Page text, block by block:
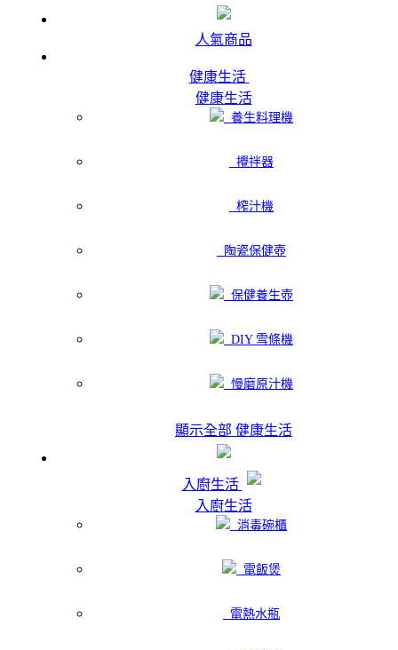
人氣商品
健康生活
健康生活
養生料理機
攪拌器
榨汁機
陶瓷保健壺
保健養生壺
DIY 雪條機
慢磨原汁機
顯示全部 健康生活
入廚生活
入廚生活
消毒碗櫃
電飯煲
電熱水瓶